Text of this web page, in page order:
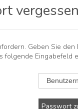
Geben Sie
folgende Eingabefeld